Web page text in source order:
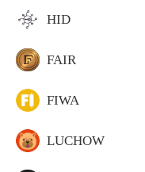
HID
FAIR
FIWA
LUCHOW